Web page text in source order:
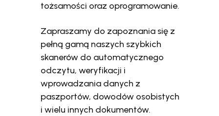
tożsamości oraz oprogramowanie.
Zapraszamy do zapoznania się z
pełną gamą naszych szybkich
skanerów do automatycznego
odczytu, weryfikacji i
wprowadzania danych z
paszportów, dowodów osobistych
i wielu innych dokumentów.